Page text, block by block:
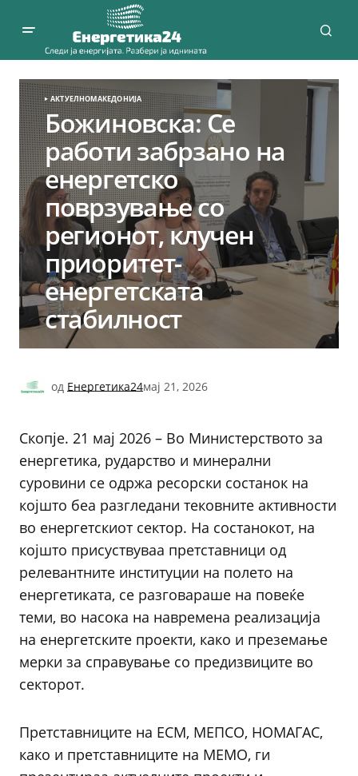
АКТУЕЛНОМАКЕДОНИЈА
Божиновска: Се
работи забрзано на
енергетско
поврзување со
регионот, клучен
приоритет-
енергетската
стабилност
од Енергетика24мај 21, 2026
Скопје. 21 мај 2026 – Во Министерството за
енергетика, рударство и минерални
суровини се одржа ресорски состанок на
којшто беа разгледани тековните активности
во енергетскиот сектор. На состанокот, на
којшто присуствуваа претставници од
релевантните институции на полето на
енергетиката, се разговараше на повеќе
теми, во насока на навремена реализација
на енергетските проекти, како и преземање
мерки за справување со предизвиците во
секторот.
Претставниците на ЕСМ, МЕПСО, НОМАГАС,
како и претставниците на МЕМО, ги